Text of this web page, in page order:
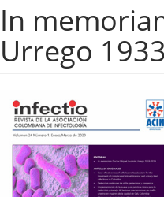
In
Urrego
Barra
lateral
del
artículo